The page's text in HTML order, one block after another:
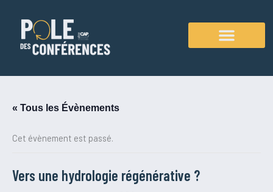
« Tous les Évènements
Cet évènement est passé.
Vers une hydrologie régénérative ?